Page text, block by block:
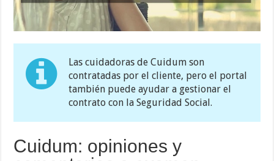
Las cuidadoras de Cuidum son
contratadas por el cliente, pero el portal
también puede ayudar a gestionar el
contrato con la Seguridad Social.
Cuidum: opiniones y